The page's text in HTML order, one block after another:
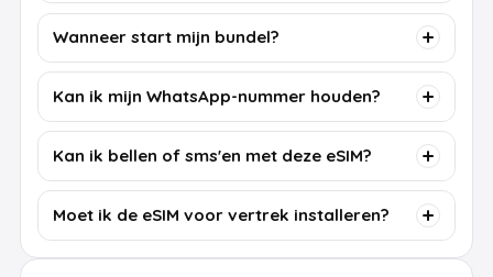
Wanneer start mijn bundel?
Kan ik mijn WhatsApp-nummer houden?
Kan ik bellen of sms'en met deze eSIM?
Moet ik de eSIM voor vertrek installeren?